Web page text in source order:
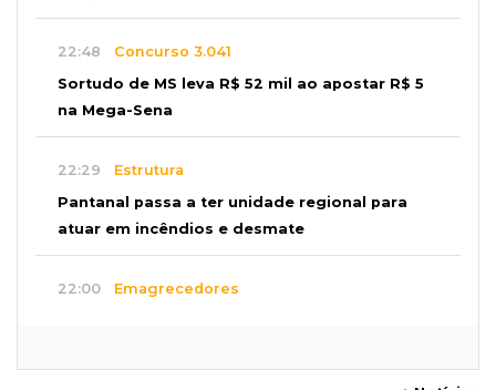
22:48 Concurso 3.041
Sortudo de MS leva R$ 52 mil ao apostar R$ 5
na Mega-Sena
22:29 Estrutura
Pantanal passa a ter unidade regional para
atuar em incêndios e desmate
22:00 Emagrecedores